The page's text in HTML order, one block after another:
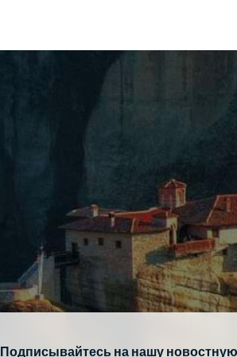
Подписывайтесь на нашу